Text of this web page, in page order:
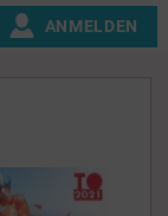
ANMELDEN